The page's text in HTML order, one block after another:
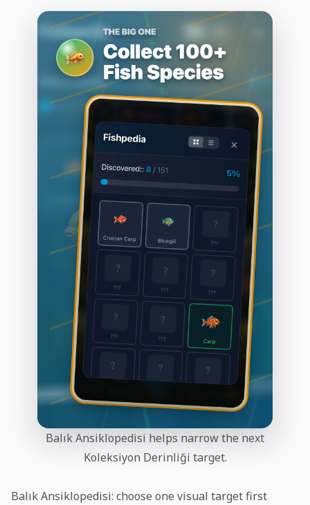
Balık Ansiklopedisi helps narrow the next
Koleksiyon Derinliği target.
Balık Ansiklopedisi: choose one visual target first